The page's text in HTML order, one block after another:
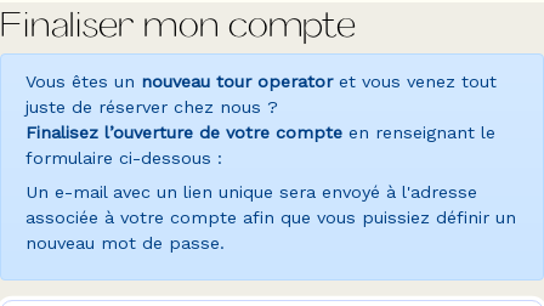
Finaliser mon compte
Vous êtes un nouveau tour operatoret vous venez tout
juste de réserver chez nous ?
Finalisez l’ouverture de votre compte en renseignant le
formulaire ci-dessous :
Un e-mail avec un lien unique sera envoyé à l'adresse
associée à votre compte afin que vous puissiez définir un
nouveau mot de passe.